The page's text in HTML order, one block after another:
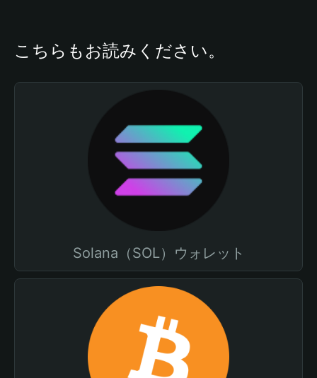
こちらもお読みください。
Solana（SOL）ウォレット